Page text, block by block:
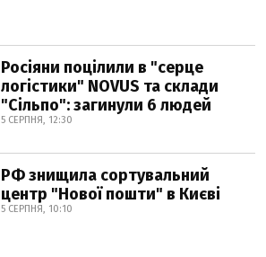
Росіяни поцілили в "серце
логістики" NOVUS та склади
"Сільпо": загинули 6 людей
5 СЕРПНЯ, 12:30
РФ знищила сортувальний
центр "Нової пошти" в Києві
5 СЕРПНЯ, 10:10